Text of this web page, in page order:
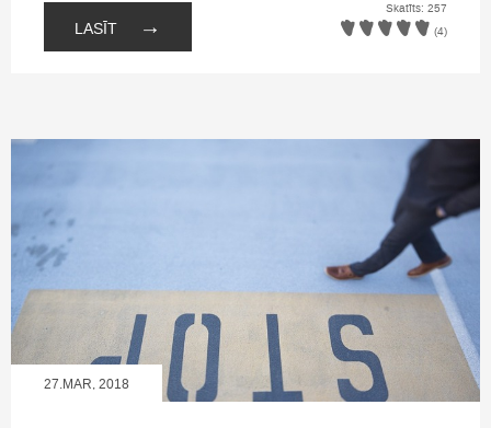
LASĪT →
Skatīts: 257
(4)
27.MAR, 2018